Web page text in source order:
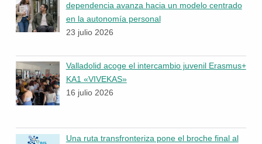
dependencia avanza hacia un modelo centrado
en la autonomía personal
23 julio 2026
Valladolid acoge el intercambio juvenil Erasmus+
KA1 «VIVEKAS»
16 julio 2026
Una ruta transfronteriza pone el broche final al